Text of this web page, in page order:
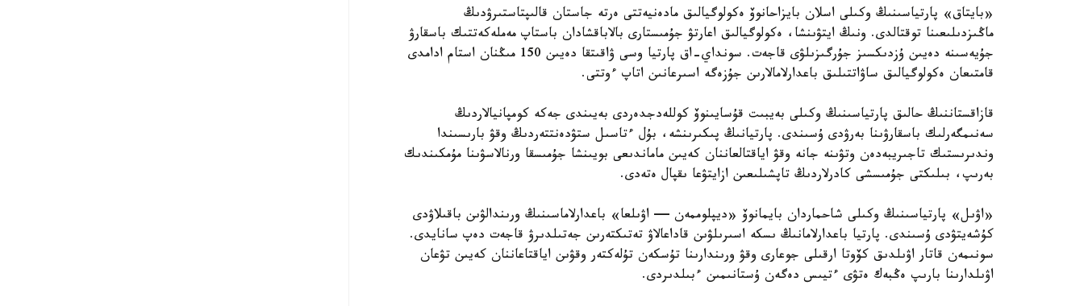
«بايتاق» پارتياسىنىڭ وكىلى اسلان بايزاحانوۆ ەكولوگيالىق مادەنيەتتى ەرتە جاستان قالىپتاستىرۋدىڭ
ماڭىزدىلىعىنا توقتالدى. ونىڭ ايتۋىنشا، ەكولوگيالىق اعارتۋ جۇمىستارى بالاباقشادان باستاپ مەملەكەتتىك باسقارۋ
جۇيەسىنە دەيىن ۇزدىكسىز جۇرگىزىلۋى قاجەت. سونداي-اق پارتيا وسى ۋاقىتقا دەيىن 150 مىڭنان استام ادامدى
قامتىعان ەكولوگيالىق ساۋاتتىلىق باعدارلامالارىن جۇزەگە اسىرعانىن اتاپ ءوتتى.
قازاقستاننىڭ حالىق پارتياسىنىڭ وكىلى بەيبىت قۇسايىنوۆ كوللەدجدەردى بەيىندى جەكە كومپانيالاردىڭ
سەنىمگەرلىك باسقارۋىنا بەرۋدى ۇسىندى. پارتيانىڭ پىكىرىنشە، بۇل ءتاسىل ستۋدەنتتەردىڭ وقۋ بارىسىندا
وندىرىستىك تاجىريبەدەن وتۋىنە جانە وقۋ اياقتالعاننان كەيىن ماماندىعى بويىنشا جۇمىسقا ورنالاسۋىنا مۇمكىندىك
بەرىپ، بىلىكتى جۇمىسشى كادرلاردىڭ تاپشىلىعىن ازايتۋعا ىقپال ەتەدى.
«اۋىل» پارتياسىنىڭ وكىلى شاحماردان بايمانوۆ «ديپلوممەن — اۋىلعا» باعدارلاماسىنىڭ ورىندالۋىن باقىلاۋدى
كۇشەيتۋدى ۇسىندى. پارتيا باعدارلامانىڭ ىسكە اسىرىلۋىن قاداعالاۋ تەتىكتەرىن جەتىلدىرۋ قاجەت دەپ سانايدى.
سونىمەن قاتار اۋىلدىق كۆوتا ارقىلى جوعارى وقۋ ورىندارىنا تۇسكەن تۇلەكتەر وقۋىن اياقتاعاننان كەيىن تۋعان
اۋىلدارىنا بارىپ ەڭبەك ەتۋى ءتيىس دەگەن ۇستانىمىن ءبىلدىردى.